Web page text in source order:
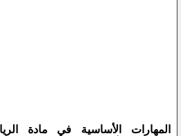
المهارات الأساسية في مادة